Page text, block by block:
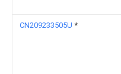
CN209233505U *